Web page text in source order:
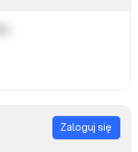
Zaloguj się